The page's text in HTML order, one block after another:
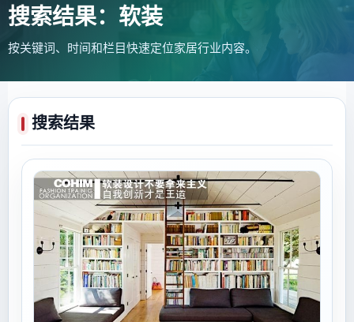
首页
家居风水 家居欣赏
家装攻略 创意家居
搜索结果：软装
按关键词、时间和栏目快速定位家居行业内容。
搜索结果